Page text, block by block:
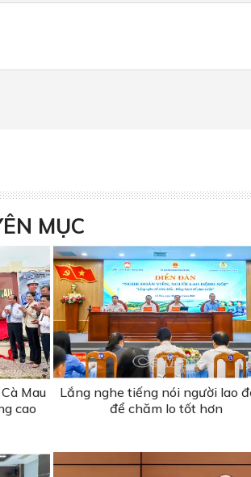
MỤC
Mau
cao
Lắng nghe tiếng nói người lao
để chăm lo tốt hơn